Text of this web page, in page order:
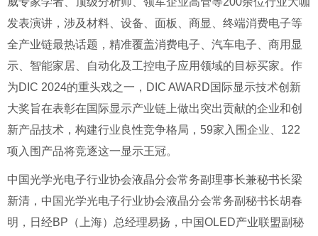
发表演讲，涉及材料、设备、面板、商显、终端消费电子等
全产业链最热话题，精准覆盖消费电子、汽车电子、商用显
示、智能家居、自动化及工控电子应用领域的目标买家。作
为DIC 2024的重头戏之一，DIC AWARD国际显示技术创新
大奖旨在表彰在国际显示产业链上做出突出贡献的企业和创
新产品技术，构建行业良性竞争格局，59家入围企业、122
项入围产品将竞逐这一显示王冠。
中国光学光电子行业协会液晶分会常务副理事长兼秘书长梁
新清，中国光学光电子行业协会液晶分会常务副秘书长胡春
明，日经BP（上海）总经理易扬，中国OLED产业联盟副秘